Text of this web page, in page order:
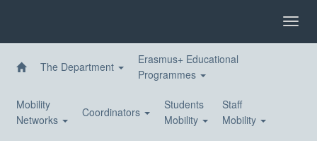
The Department
Erasmus+ Educational
Programmes
Mobility
Networks
Coordinators
Students
Mobility
Staff
Mobility